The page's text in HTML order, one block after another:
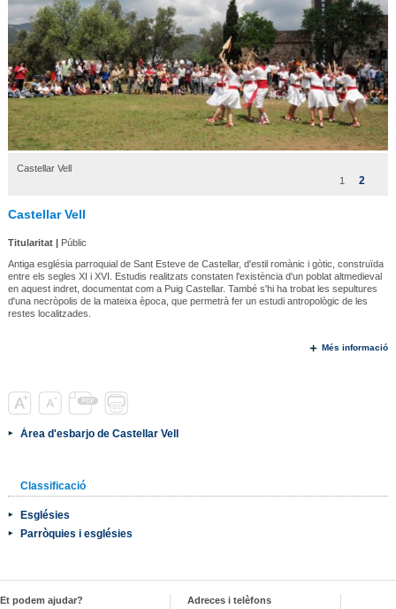
Castellar Vell
1
2
Castellar Vell
Titularitat |Públic
Antiga església parroquial de Sant Esteve de Castellar, d'estil romànic i gòtic, construïda
entre els segles XI i XVI. Estudis realitzats constaten l'existència d'un poblat altmedieval
en aquest indret, documentat com a Puig Castellar. També s'hi ha trobat les sepultures
d'una necròpolis de la mateixa època, que permetrà fer un estudi antropològic de les
restes localitzades.
Més informació
Àrea d'esbarjo de Castellar Vell
Classificació
Esglésies
Parròquies i esglésies
Et podem ajudar?
Adreces i telèfons